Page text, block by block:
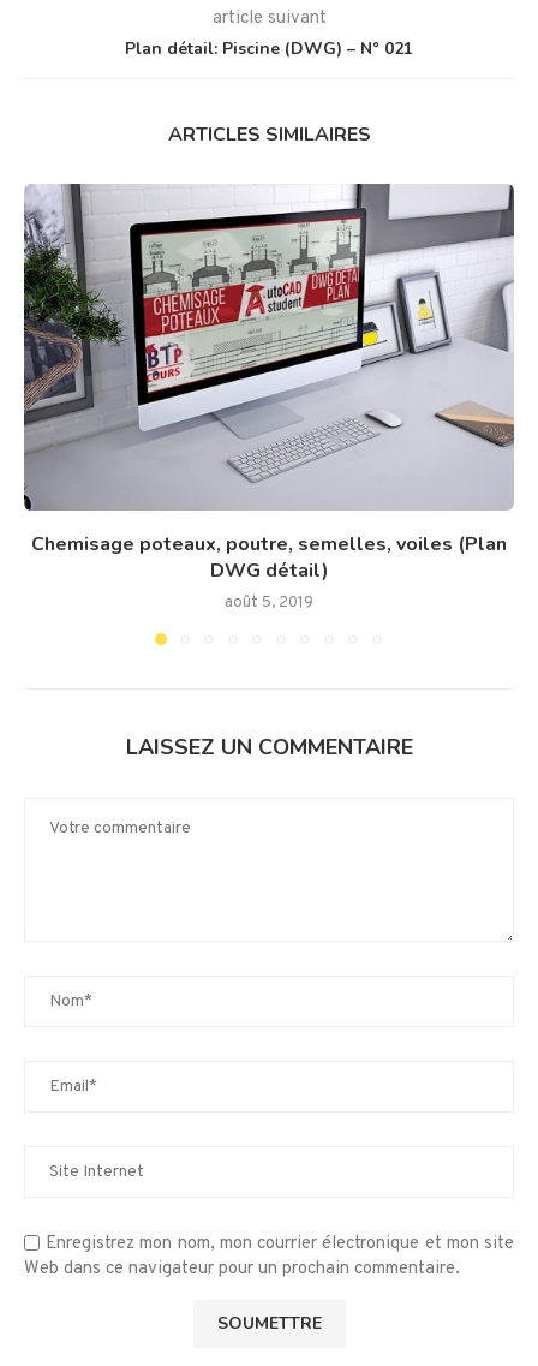
article suivant
Plan détail: Piscine (DWG) – N° 021
ARTICLES SIMILAIRES
Chemisage poteaux, poutre, semelles, voiles (Plan
DWG détail)
août 5, 2019
LAISSEZ UN COMMENTAIRE
Enregistrez mon nom, mon courrier électronique et mon site
Web dans ce navigateur pour un prochain commentaire.